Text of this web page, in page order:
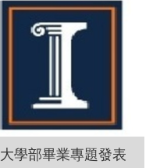
大學部畢業專題發表